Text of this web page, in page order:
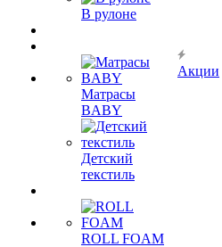
В рулоне
Матрасы
BABY
Детский
текстиль
ROLL FOAM
Акции